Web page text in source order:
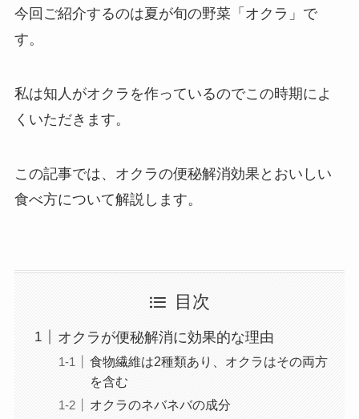
今回ご紹介するのは夏が旬の野菜「オクラ」で
す。
私は知人がオクラを作っているのでこの時期によ
くいただきます。
この記事では、オクラの便秘解消効果とおいしい
食べ方について解説します。
目次
オクラが便秘解消に効果的な理由
食物繊維は2種類あり、オクラはその両方
を含む
オクラのネバネバの成分